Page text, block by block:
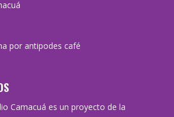
por antipodes café
Camacuá es un proyecto de la